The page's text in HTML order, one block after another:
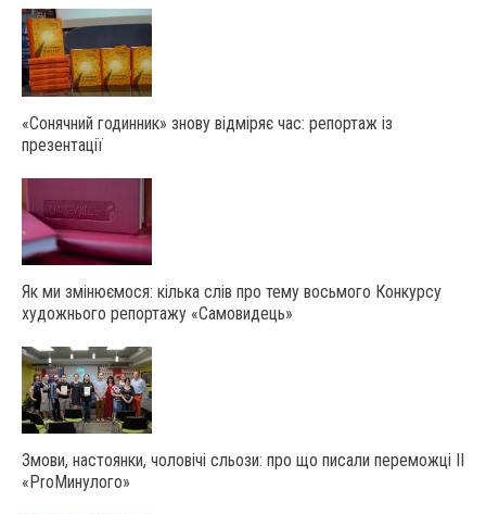
«Сонячний годинник» знову відміряє час: репортаж із
презентації
Як ми змінюємося: кілька слів про тему восьмого Конкурсу
художнього репортажу «Самовидець»
Змови, настоянки, чоловічі сльози: про що писали переможці ІІ
«ProМинулого»